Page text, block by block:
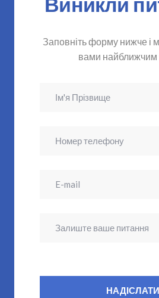
Виникли
Заповніть форму нижче і
вами найближчим
НАДІСЛАТИ